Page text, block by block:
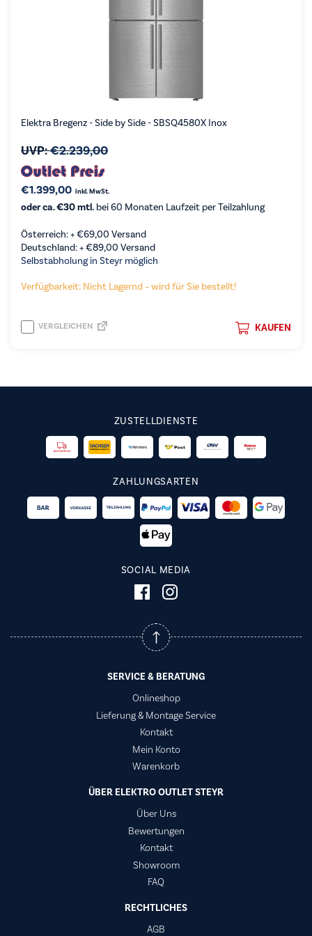
Elektra Bregenz - Side by Side - SBSQ4580X Inox
UVP:€2.239,00
€1.399,00 inkl. MwSt.
oder ca. €30 mtl. bei 60 Monaten Laufzeit per Teilzahlung
Österreich: +€69,00 Versand
Deutschland: +€89,00 Versand
Selbstabholung in Steyr möglich
Verfügbarkeit: Nicht Lagernd – wird für Sie bestellt!
KAUFEN
VERGLEICHEN
ZUSTELLDIENSTE
ZAHLUNGSARTEN
SOCIAL MEDIA
SERVICE & BERATUNG
Onlineshop
Lieferung & Montage Service
Kontakt
Mein Konto
Warenkorb
ÜBER ELEKTRO OUTLET STEYR
Über Uns
Bewertungen
Kontakt
Showroom
FAQ
RECHTLICHES
AGB